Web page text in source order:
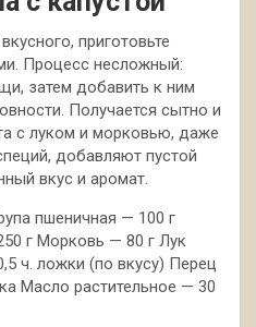
приготовьте
Процесс несложный:
затем добавить к ним
Получается сытно и
с луком и морковью, даже
добавляют пустой
вкус и аромат.
пшеничная — 100 г
г Морковь — 80 г Лук
ч. ложки (по вкусу) Перец
Масло растительное — 30